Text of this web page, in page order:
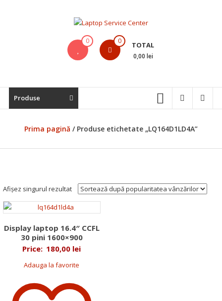
Bistrita,
Service
Laptop,
Reparatii
Notebook-
Macbook-
uri
0 0 TOTAL
0,00 lei
Produse
Prima pagină / Produse etichetate „LQ164D1LD4A”
Afișez singurul rezultat
Display laptop 16.4″ CCFL
30 pini 1600×900
Price: 180,00 lei
Adauga la favorite